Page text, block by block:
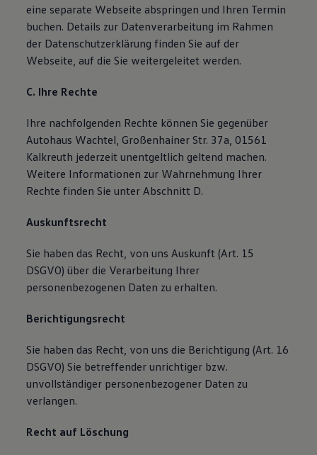
eine separate Webseite abspringen und Ihren Termin
buchen. Details zur Datenverarbeitung im Rahmen
der Datenschutzerklärung finden Sie auf der
Webseite, auf die Sie weitergeleitet werden.
C. Ihre Rechte
Ihre nachfolgenden Rechte können Sie gegenüber
Autohaus Wachtel, Großenhainer Str. 37a, 01561
Kalkreuth jederzeit unentgeltlich geltend machen.
Weitere Informationen zur Wahrnehmung Ihrer
Rechte finden Sie unter Abschnitt D.
Auskunftsrecht
Sie haben das Recht, von uns Auskunft (Art. 15
DSGVO) über die Verarbeitung Ihrer
personenbezogenen Daten zu erhalten.
Berichtigungsrecht
Sie haben das Recht, von uns die Berichtigung (Art. 16
DSGVO) Sie betreffender unrichtiger bzw.
unvollständiger personenbezogener Daten zu
verlangen.
Recht auf Löschung